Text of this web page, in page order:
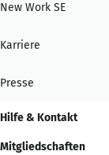
New Work SE
Karriere
Presse
Hilfe & Kontakt
Mitgliedschaften